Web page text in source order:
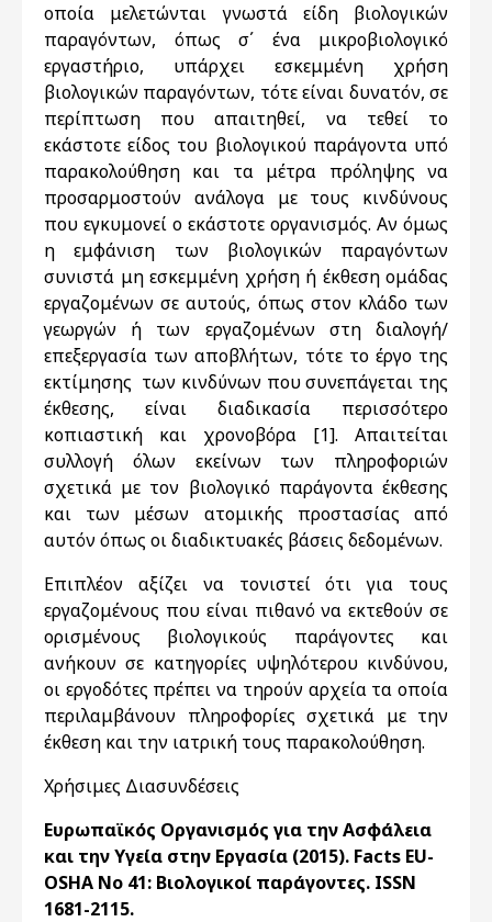
οποία μελετώνται γνωστά είδη βιολογικών
παραγόντων, όπως σ΄ ένα μικροβιολογικό
εργαστήριο, υπάρχει εσκεμμένη χρήση
βιολογικών παραγόντων, τότε είναι δυνατόν, σε
περίπτωση που απαιτηθεί, να τεθεί το
εκάστοτε είδος του βιολογικού παράγοντα υπό
παρακολούθηση και τα μέτρα πρόληψης να
προσαρμοστούν ανάλογα με τους κινδύνους
που εγκυμονεί ο εκάστοτε οργανισμός. Αν όμως
η εμφάνιση των βιολογικών παραγόντων
συνιστά μη εσκεμμένη χρήση ή έκθεση ομάδας
εργαζομένων σε αυτούς, όπως στον κλάδο των
γεωργών ή των εργαζομένων στη διαλογή/
επεξεργασία των αποβλήτων, τότε το έργο της
εκτίμησης των κινδύνων που συνεπάγεται της
έκθεσης, είναι διαδικασία περισσότερο
κοπιαστική και χρονοβόρα [1]. Απαιτείται
συλλογή όλων εκείνων των πληροφοριών
σχετικά με τον βιολογικό παράγοντα έκθεσης
και των μέσων ατομικής προστασίας από
αυτόν όπως οι διαδικτυακές βάσεις δεδομένων.
Επιπλέον αξίζει να τονιστεί ότι για τους
εργαζομένους που είναι πιθανό να εκτεθούν σε
ορισμένους βιολογικούς παράγοντες και
ανήκουν σε κατηγορίες υψηλότερου κινδύνου,
οι εργοδότες πρέπει να τηρούν αρχεία τα οποία
περιλαμβάνουν πληροφορίες σχετικά με την
έκθεση και την ιατρική τους παρακολούθηση.
Χρήσιμες Διασυνδέσεις
Ευρωπαϊκός Οργανισμός για την Ασφάλεια
και την Υγεία στην Εργασία (2015). Facts EU-
OSHA Νο 41: Βιολογικοί παράγοντες. ISSN
1681-2115.